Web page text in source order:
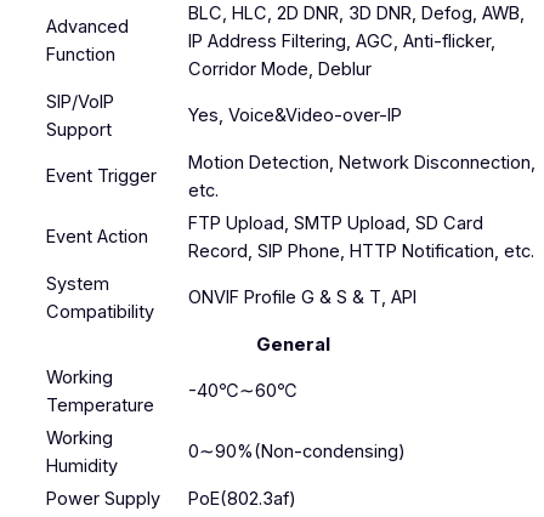
Advanced
Function
BLC, HLC, 2D DNR, 3D DNR, Defog, AWB,
IP Address Filtering, AGC, Anti-flicker,
Corridor Mode, Deblur
SIP/VoIP
Support
Yes, Voice&Video-over-IP
Event Trigger
Motion Detection, Network Disconnection,
etc.
Event Action
FTP Upload, SMTP Upload, SD Card
Record, SIP Phone, HTTP Notification, etc.
System
Compatibility
ONVIF Profile G & S & T, API
General
Working
Temperature
-40℃∼60℃
Working
Humidity
0∼90%(Non-condensing)
Power Supply
PoE(802.3af)